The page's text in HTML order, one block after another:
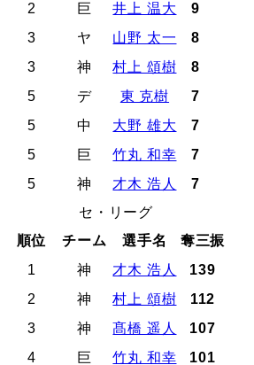
2
巨 井上 温大
9
3
ヤ 山野 太一
8
3
神 村上 頌樹
8
5
デ 東 克樹
7
5
中 大野 雄大
7
5
巨 竹丸 和幸
7
5
神 才木 浩人
7
セ・リーグ
順位
チーム 選手名
奪三振
1
神 才木 浩人
139
2
神 村上 頌樹
112
3
神 髙橋 遥人
107
4
巨 竹丸 和幸 101